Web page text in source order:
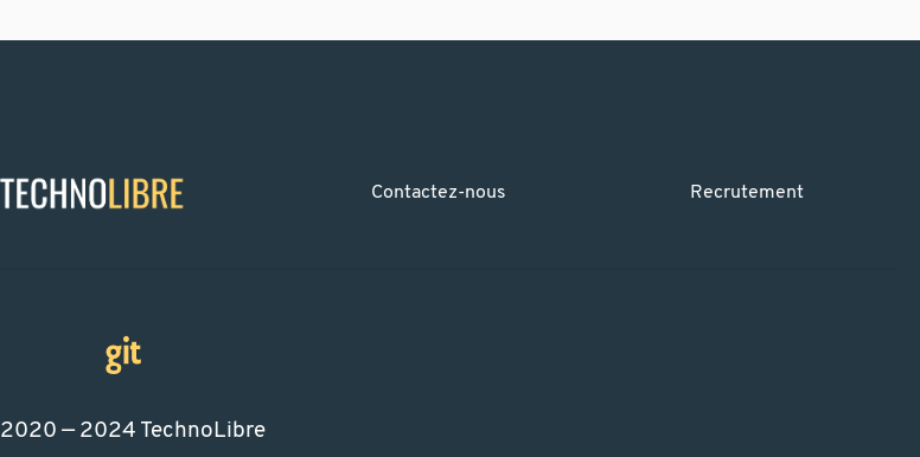
Contactez-nous Recrutement
2020 — 2024 TechnoLibre